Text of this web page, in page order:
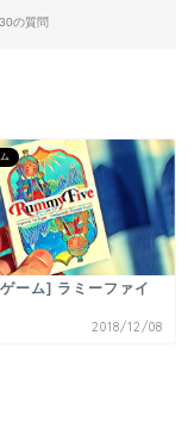
の質問
ーム] ラミーファイ
2018/12/08